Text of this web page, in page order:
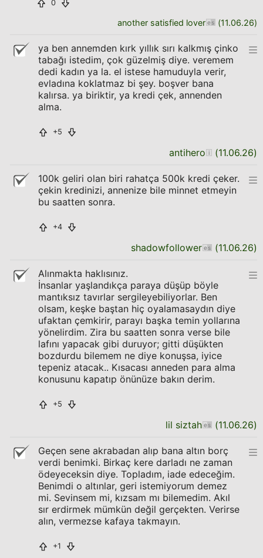
0
another satisfied lover (11.06.26)
ya ben annemden kırk yıllık sırı kalkmış çinko
tabağı istedim, çok güzelmiş diye. veremem
dedi kadın ya la. el istese hamuduyla verir,
evladına koklatmaz bi şey. boşver bana
kalırsa. ya biriktir, ya kredi çek, annenden
alma.
+5
antihero (11.06.26)
100k geliri olan biri rahatça 500k kredi çeker.
çekin kredinizi, annenize bile minnet etmeyin
bu saatten sonra.
+4
shadowfollower (11.06.26)
Alınmakta haklısınız.
İnsanlar yaşlandıkça paraya düşüp böyle
mantıksız tavırlar sergileyebiliyorlar. Ben
olsam, keşke baştan hiç oyalamasaydın diye
ufaktan çemkirir, parayı başka temin yollarına
yönelirdim. Zira bu saatten sonra verse bile
lafını yapacak gibi duruyor; gitti düşükten
bozdurdu bilemem ne diye konuşsa, iyice
tepeniz atacak.. Kısacası anneden para alma
konusunu kapatıp önünüze bakın derim.
+5
lil siztah (11.06.26)
Geçen sene akrabadan alıp bana altın borç
verdi benimki. Birkaç kere darladı ne zaman
ödeyeceksin diye. Topladım, iade edeceğim.
Benimdi o altınlar, geri istemiyorum demez
mi. Sevinsem mi, kızsam mı bilemedim. Akıl
sır erdirmek mümkün değil gerçekten. Verirse
alın, vermezse kafaya takmayın.
+1